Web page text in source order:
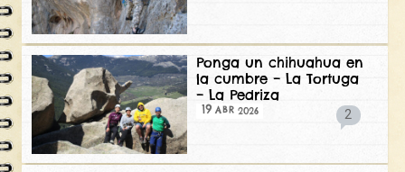
Ponga un chihuahua en
la cumbre – La Tortuga
– La Pedriza
19 ABR 2026 2